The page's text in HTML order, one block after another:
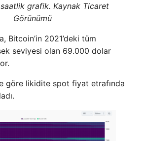
saatlik grafik. Kaynak Ticaret
Görünümü
Bitcoin’in 2021’deki tüm
seviyesi olan 69.000 dolar
göre likidite spot fiyat etrafında